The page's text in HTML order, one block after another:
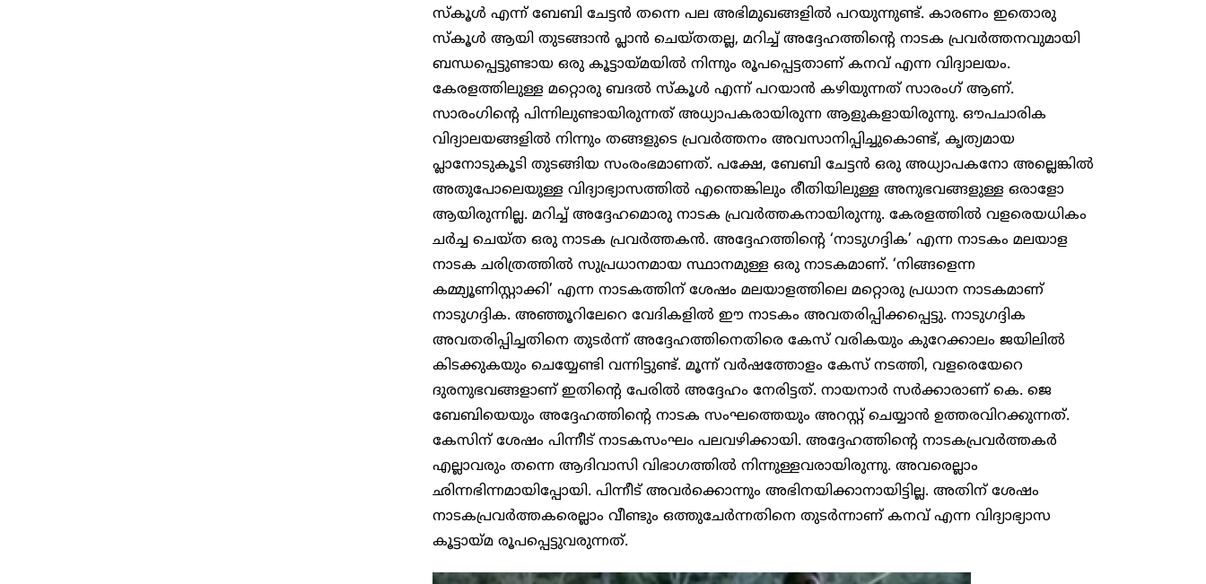
സ്കൂൾ എന്ന് ബേബി ചേട്ടൻ തന്നെ പല അഭിമുഖങ്ങളിൽ പറയുന്നുണ്ട്. കാരണം ഇതൊരു
സ്കൂൾ ആയി തുടങ്ങാൻ പ്ലാൻ ചെയ്തതല്ല, മറിച്ച് അദ്ദേഹത്തിന്റെ നാടക പ്രവർത്തനവുമായി
ബന്ധപ്പെട്ടുണ്ടായ ഒരു കൂട്ടായ്മയിൽ നിന്നും രൂപപ്പെട്ടതാണ് കനവ് എന്ന വിദ്യാലയം.
കേരളത്തിലുള്ള മറ്റൊരു ബദൽ സ്കൂൾ എന്ന് പറയാൻ കഴിയുന്നത് സാരംഗ് ആണ്.
സാരംഗിന്റെ പിന്നിലുണ്ടായിരുന്നത് അധ്യാപകരായിരുന്ന ആളുകളായിരുന്നു. ഔപചാരിക
വിദ്യാലയങ്ങളിൽ നിന്നും തങ്ങളുടെ പ്രവർത്തനം അവസാനിപ്പിച്ചുകൊണ്ട്, കൃത്യമായ
പ്ലാനോടുകൂടി തുടങ്ങിയ സംരംഭമാണത്. പക്ഷേ, ബേബി ചേട്ടൻ ഒരു അധ്യാപകനോ അല്ലെങ്കിൽ
അതുപോലെയുള്ള വിദ്യാഭ്യാസത്തിൽ എന്തെങ്കിലും രീതിയിലുള്ള അനുഭവങ്ങളുള്ള ഒരാളോ
ആയിരുന്നില്ല. മറിച്ച് അദ്ദേഹമൊരു നാടക പ്രവർത്തകനായിരുന്നു. കേരളത്തിൽ വളരെയധികം
ചർച്ച ചെയ്ത ഒരു നാടക പ്രവർത്തകൻ. അദ്ദേഹത്തിന്റെ ‘നാടുഗദ്ദിക’ എന്ന നാടകം മലയാള
നാടക ചരിത്രത്തിൽ സുപ്രധാനമായ സ്ഥാനമുള്ള ഒരു നാടകമാണ്. ‘നിങ്ങളെന്ന
കമ്മ്യൂണിസ്റ്റാക്കി’ എന്ന നാടകത്തിന് ശേഷം മലയാളത്തിലെ മറ്റൊരു പ്രധാന നാടകമാണ്
നാടുഗദ്ദിക. അഞ്ഞൂറിലേറെ വേദികളിൽ ഈ നാടകം അവതരിപ്പിക്കപ്പെട്ടു. നാടുഗദ്ദിക
അവതരിപ്പിച്ചതിനെ തുടർന്ന് അദ്ദേഹത്തിനെതിരെ കേസ് വരികയും കുറേക്കാലം ജയിലിൽ
കിടക്കുകയും ചെയ്യേണ്ടി വന്നിട്ടുണ്ട്. മൂന്ന് വർഷത്തോളം കേസ് നടത്തി, വളരെയേറെ
ദുരനുഭവങ്ങളാണ് ഇതിന്റെ പേരിൽ അദ്ദേഹം നേരിട്ടത്. നായനാർ സർക്കാരാണ് കെ. ജെ
ബേബിയെയും അദ്ദേഹത്തിന്റെ നാടക സംഘത്തെയും അറസ്റ്റ് ചെയ്യാൻ ഉത്തരവിറക്കുന്നത്.
കേസിന് ശേഷം പിന്നീട് നാടകസംഘം പലവഴിക്കായി. അദ്ദേഹത്തിന്റെ നാടകപ്രവർത്തകർ
എല്ലാവരും തന്നെ ആദിവാസി വിഭാഗത്തിൽ നിന്നുള്ളവരായിരുന്നു. അവരെല്ലാം
ഛിന്നഭിന്നമായിപ്പോയി. പിന്നീട് അവർക്കൊന്നും അഭിനയിക്കാനായിട്ടില്ല. അതിന് ശേഷം
നാടകപ്രവർത്തകരെല്ലാം വീണ്ടും ഒത്തുചേർന്നതിനെ തുടർന്നാണ് കനവ് എന്ന വിദ്യാഭ്യാസ
കൂട്ടായ്മ രൂപപ്പെട്ടുവരുന്നത്.